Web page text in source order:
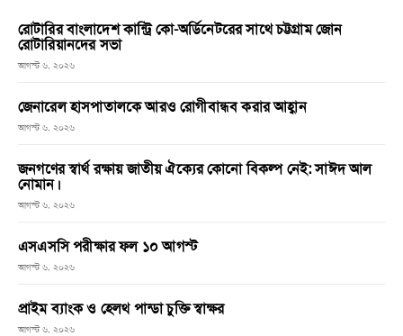
রোটারির বাংলাদেশ কান্ট্রি কো-অর্ডিনেটরের সাথে চট্টগ্রাম জোন
রোটারিয়ানদের সভা
আগস্ট ৬, ২০২৬
জেনারেল হাসপাতালকে আরও রোগীবান্ধব করার আহ্বান
আগস্ট ৬, ২০২৬
জনগণের স্বার্থ রক্ষায় জাতীয় ঐক্যের কোনো বিকল্প নেই: সাঈদ আল
নোমান।
আগস্ট ৬, ২০২৬
এসএসসি পরীক্ষার ফল ১০ আগস্ট
আগস্ট ৬, ২০২৬
প্রাইম ব্যাংক ও হেলথ পান্ডা চুক্তি স্বাক্ষর
আগস্ট ৬, ২০২৬